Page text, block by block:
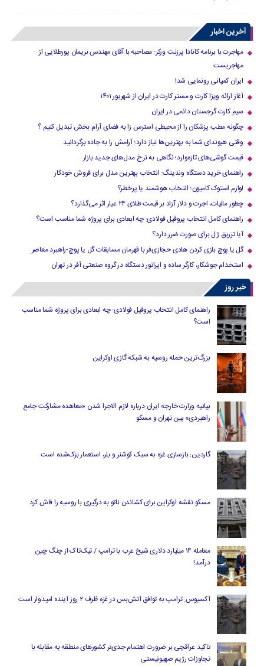
آخرین اخبار
مهاجرت با برنامه کانادا پرزنت ورکر: مصاحبه با آقای مهندس نریمان پورطلایی از
مهاجریست
ایران کمپانی رونمایی شد!
آغاز ارائه ویزا کارت و مستر کارت در ایران از شهریور ۱۴۰۱
سیم کارت گرجستان دائمی در ایران
چگونه مطب پزشکان را از محیطی استرس زا به فضای آرام بخش تبدیل کنیم ؟
وقتی هیوندای شما به بهترین‌ها نیاز دارد؛ آرامش را به جاده برگردانید
قیمت گوشی‌های تازه‌وارد؛ نگاهی به نرخ مدل‌های جدید بازار
راهنمای خرید دستگاه وندینگ: انتخاب بهترین مدل برای فروش خودکار
لوازم استوک کامیون؛ انتخاب هوشمند یا پرخطر؟
چطور مالیات، اجرت و دلار آزاد بر قیمت طلای ۲۴ عیار اثر می‌گذارد؟
راهنمای کامل انتخاب پروفیل فولادی: چه ابعادی برای پروژه شما مناسب است؟
آیا تزریق ژل برای صورت ضرر دارد​؟
گل یا پوچ بازی کردن هادی حجازی‌فر با قهرمان مسابقات گل یا پوچ-راهبرد معاصر
استخدام جوشکار، کارگر ساده و اپراتور دستگاه در گروه صنعتی آفر در تهران
خبر روز
راهنمای کامل انتخاب پروفیل فولادی: چه ابعادی برای پروژه شما مناسب
است؟
بزرگ‌ترین حمله روسیه به شبکه گازی اوکراین
بیانیه وزارت خارجه ایران درباره لازم‌ الاجرا شدن «معاهده مشارکت جامع
راهبردی» بین تهران و مسکو
گاردین: بازسازی غزه به سبک کوشنر و بلر، استعمار بزک‌شده است
مسکو نقشه اوکراین برای کشاندن ناتو به درگیری با روسیه را فاش کرد
معامله ۱۴ میلیارد دلاری شیخ عرب با ترامپ / تیک‌تاک از چنگ چین
درآمد!
آکسیوس: ترامپ به توافق آتش‌بس در غزه ظرف ۲ روز آینده امیدوار است
تاکید عراقچی بر ضرورت اهتمام جدی‌تر کشورهای منطقه به مقابله با
تجاوزات رژیم صهیونیستی